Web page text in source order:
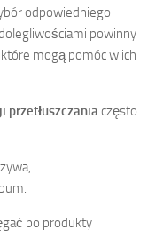
odpowiedniego
powinny
mogą pomóc w ich
przetłuszczaniaczęsto
po produkty